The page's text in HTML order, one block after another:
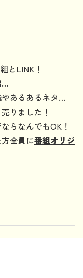
とLINK！
…
あるあるネタ…
りました！
らなんでもOK！
全員に番組オリジ